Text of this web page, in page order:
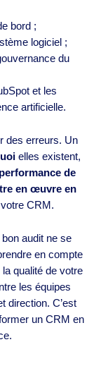
bord ;
logiciel ;
du
et les
artificielle.
des erreurs. Un
elles existent,
de
en œuvre en
CRM.
audit ne se
en compte
qualité de votre
les équipes
direction. C’est
un CRM en